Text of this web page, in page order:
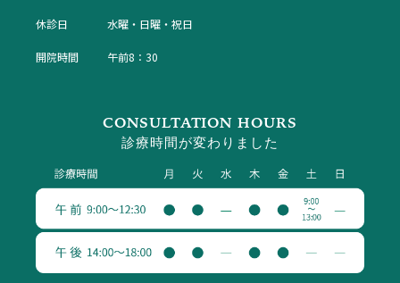
休診日 水曜・日曜・祝日
開院時間 午前8：30
CONSULTATION HOURS
診療時間が変わりました